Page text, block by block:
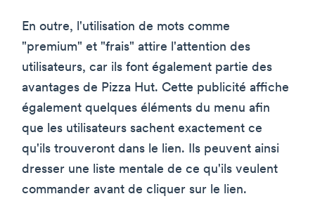
En outre, l'utilisation de mots comme
"premium" et "frais" attire l'attention des
utilisateurs, car ils font également partie des
avantages de Pizza Hut. Cette publicité affiche
également quelques éléments du menu afin
que les utilisateurs sachent exactement ce
qu'ils trouveront dans le lien. Ils peuvent ainsi
dresser une liste mentale de ce qu'ils veulent
commander avant de cliquer sur le lien.